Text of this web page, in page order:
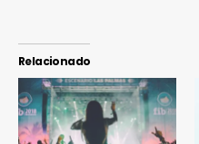
Relacionado